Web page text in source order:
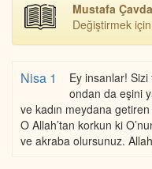
Mustafa
Değiştirmek
Nisa 1
Ey insanlar!
ondan da eşini
ve kadın meydana
O Allah’tan korkun ki
ve akraba olursunuz.